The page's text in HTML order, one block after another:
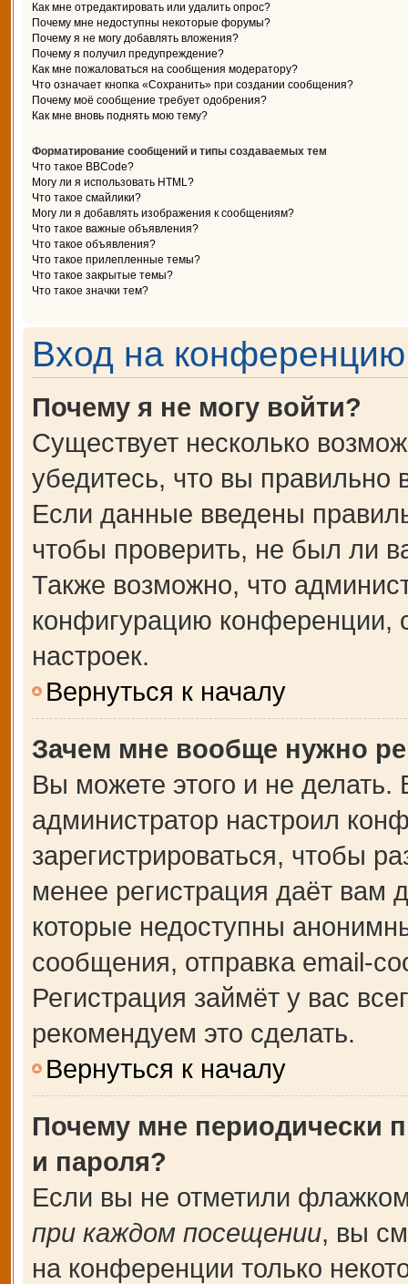
Как мне отредактировать или удалить опрос?
Почему мне недоступны некоторые форумы?
Почему я не могу добавлять вложения?
Почему я получил предупреждение?
Как мне пожаловаться на сообщения модератору?
Что означает кнопка «Сохранить» при создании сообщения?
Почему моё сообщение требует одобрения?
Как мне вновь поднять мою тему?
Форматирование сообщений и типы создаваемых тем
Что такое BBCode?
Могу ли я использовать HTML?
Что такое смайлики?
Могу ли я добавлять изображения к сообщениям?
Что такое важные объявления?
Что такое объявления?
Что такое прилепленные темы?
Что такое закрытые темы?
Что такое значки тем?
Вход на конференцию
Почему я не могу войти?
Существует несколько
убедитесь, что вы правильно
Если данные введены
чтобы проверить, не был ли
Также возможно, что
конфигурацию конференции,
настроек.
Вернуться к началу
Зачем мне вообще нужно
Вы можете этого и не делать.
администратор настроил
зарегистрироваться, чтобы
менее регистрация даёт вам
которые недоступны
сообщения, отправка email-
Регистрация займёт у вас
рекомендуем это сделать.
Вернуться к началу
Почему мне периодически
и пароля?
Если вы не отметили
при каждом посещении, вы
на конференции только